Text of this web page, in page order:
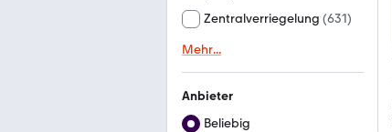
Zentralverriegelung (631)
Mehr...
Anbieter
Beliebig